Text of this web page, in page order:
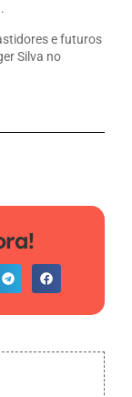
e futuros
Silva no